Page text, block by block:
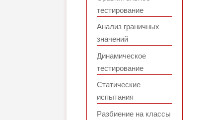
тестирование
Анализ граничных
значений
Динамическое
тестирование
Статические
испытания
Разбиение на классы